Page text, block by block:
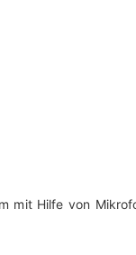
mit Hilfe von